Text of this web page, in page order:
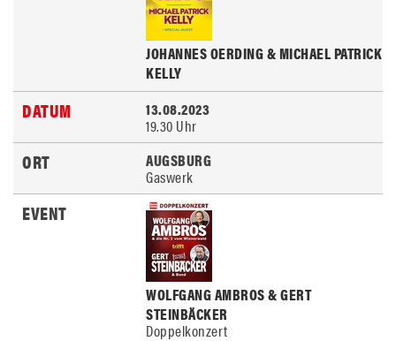
JOHANNES OERDING & MICHAEL PATRICK
KELLY
13.08.2023
19.30 Uhr
AUGSBURG
Gaswerk
WOLFGANG AMBROS & GERT
STEINBÄCKER
Doppelkonzert